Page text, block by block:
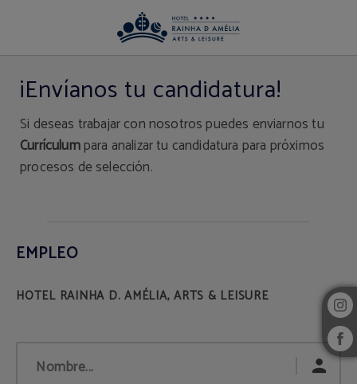
¡Envíanos tu candidatura!
Si deseas trabajar con nosotros puedes enviarnos tu
Currículumpara analizar tu candidatura para próximos
procesos de selección.
EMPLEO
Nombre...